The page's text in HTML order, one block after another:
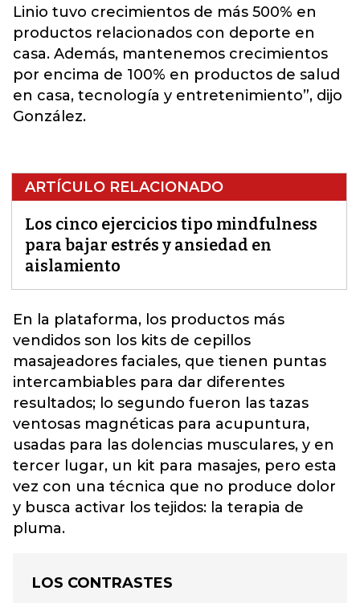
Linio tuvo crecimientos de más 500% en
productos relacionados con deporte en
casa. Además, mantenemos crecimientos
por encima de 100% en productos de salud
en casa, tecnología y entretenimiento”, dijo
González.
ARTÍCULO RELACIONADO
Los cinco ejercicios tipo mindfulness
para bajar estrés y ansiedad en
aislamiento
En la plataforma, los productos más
vendidos son los kits de cepillos
masajeadores faciales, que tienen puntas
intercambiables para dar diferentes
resultados; l o segundo fueron las tazas
ventosas magnéticas para acupuntura,
usadas para las dolencias musculares, y en
tercer lugar, un kit para masajes, pero esta
vez con una técnica que no produce dolor
y busca activar los tejidos: la terapia de
pluma.
LOS CONTRASTES